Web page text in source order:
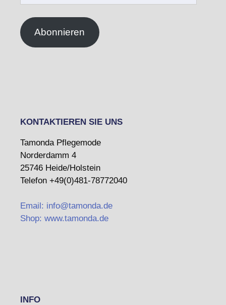
Abonnieren
KONTAKTIEREN SIE UNS
Tamonda Pflegemode
Norderdamm 4
25746 Heide/Holstein
Telefon +49(0)481-78772040
Email: info@tamonda.de
Shop: www.tamonda.de
INFO